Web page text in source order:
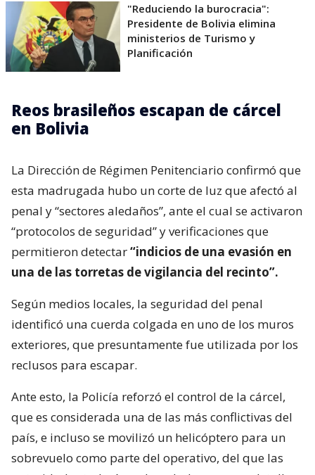
"Reduciendo la burocracia":
Presidente de Bolivia elimina
ministerios de Turismo y
Planificación
Reos brasileños escapan de cárcel
en Bolivia
La Dirección de Régimen Penitenciario confirmó que
esta madrugada hubo un corte de luz que afectó al
penal y “sectores aledaños”, ante el cual se activaron
“protocolos de seguridad” y verificaciones que
permitieron detectar“indicios de una evasión en
una de las torretas de vigilancia del recinto”.
Según medios locales, la seguridad del penal
identificó una cuerda colgada en uno de los muros
exteriores, que presuntamente fue utilizada por los
reclusos para escapar.
Ante esto, la Policía reforzó el control de la cárcel,
que es considerada una de las más conflictivas del
país, e incluso se movilizó un helicóptero para un
sobrevuelo como parte del operativo, del que las